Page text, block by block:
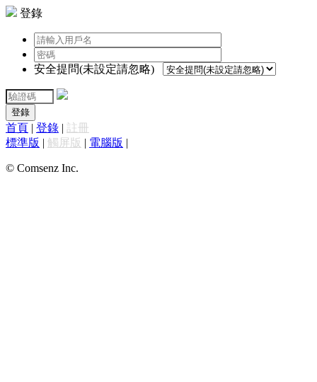
登錄
安全提問(未設定請忽略)
登錄
首頁 | 登錄 | 註冊
標準版 | 觸屏版 | 電腦版 |
© Comsenz Inc.